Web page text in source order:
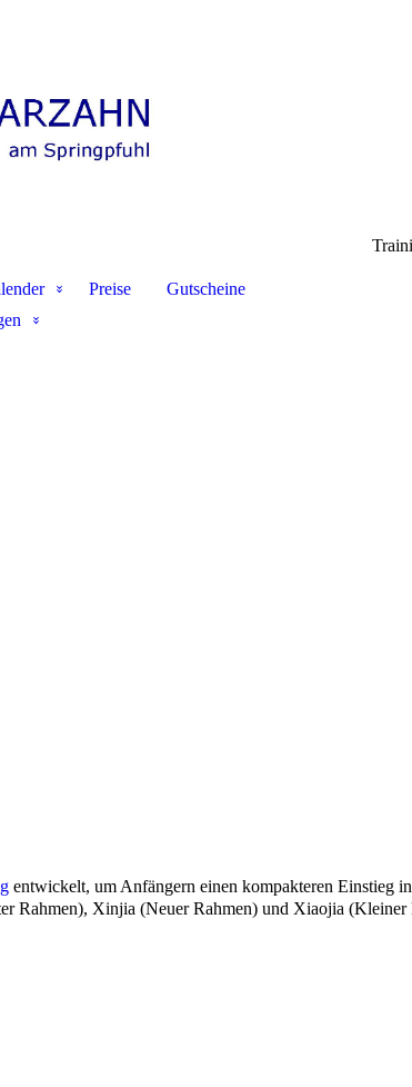
Preise
Gutscheine
entwickelt, um Anfängern einen kompakteren Einstieg
Rahmen), Xinjia (Neuer Rahmen) und Xiaojia (Kleiner